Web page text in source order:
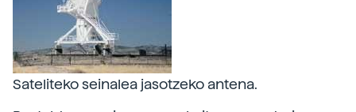
Sateliteko seinalea jasotzeko antena.